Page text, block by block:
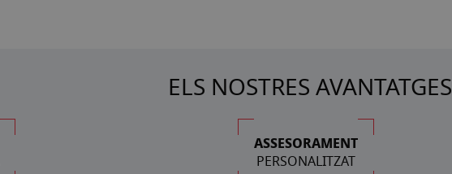
ELS NOSTRES AVANTATGES
ASSESORAMENT
PERSONALITZAT